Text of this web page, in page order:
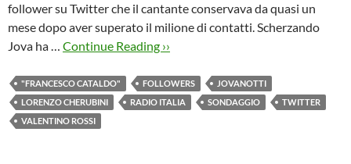
follower su Twitter che il cantante conservava da quasi un
mese dopo aver superato il milione di contatti. Scherzando
Jova ha … Continue Reading ››
"FRANCESCO CATALDO" FOLLOWERS
JOVANOTTI
LORENZO CHERUBINI
RADIO ITALIA SONDAGGIO
TWITTER
VALENTINO ROSSI